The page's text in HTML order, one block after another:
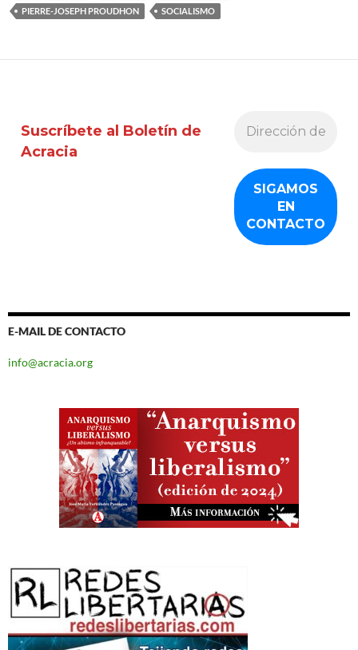
PIERRE-JOSEPH PROUDHON
SOCIALISMO
Suscríbete al Boletín de
Acracia
E-MAIL DE CONTACTO
info@acracia.org